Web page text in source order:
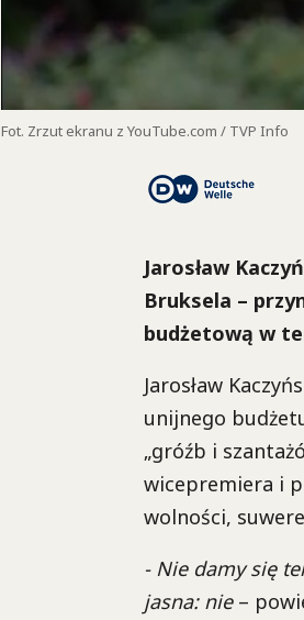
Fot. Zrzut ekranu z YouTube.com / TVP Info
Jarosław
Bruksela –
budżetową w
Jarosław
unijnego
„gróźb i
wicepremiera i
wolności,
- Nie damy się
jasna: nie –